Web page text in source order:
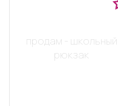
продам - школьный
рюкзак